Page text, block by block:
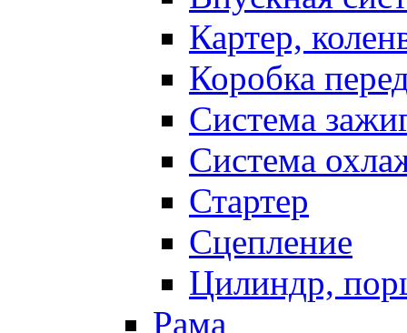
Картер,
Коробка
Система
Система
Стартер
Сцепление
Цилиндр,
Рама